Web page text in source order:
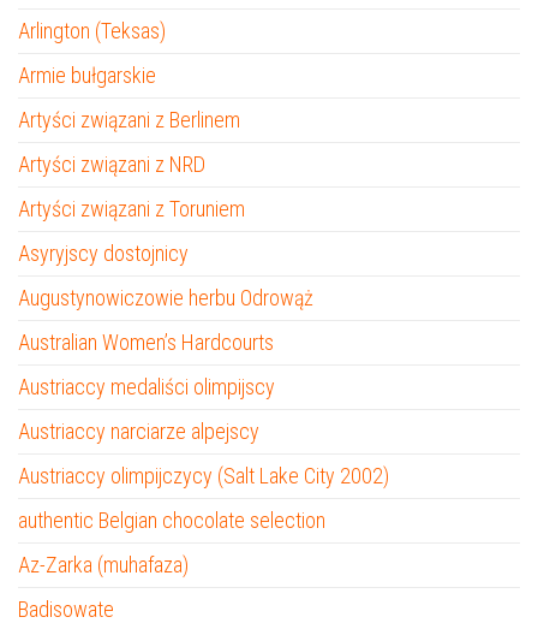
Arlington (Teksas)
Armie bułgarskie
Artyści związani z Berlinem
Artyści związani z NRD
Artyści związani z Toruniem
Asyryjscy dostojnicy
Augustynowiczowie herbu Odrowąż
Australian Women’s Hardcourts
Austriaccy medaliści olimpijscy
Austriaccy narciarze alpejscy
Austriaccy olimpijczycy (Salt Lake City 2002)
authentic Belgian chocolate selection
Az-Zarka (muhafaza)
Badisowate